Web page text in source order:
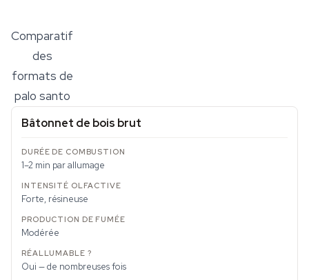
Comparatif
des
formats de
palo santo
Bâtonnet de bois brut
1–2 min par allumage
Forte, résineuse
Modérée
Oui — de nombreuses fois